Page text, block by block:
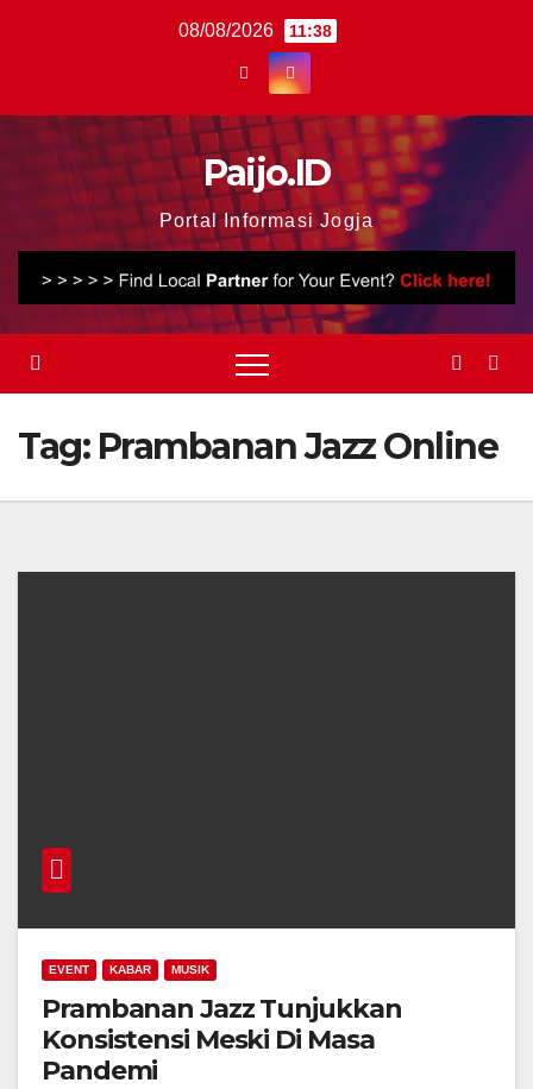
08/08/2026 11:38
Paijo.ID
Portal Informasi Jogja
Tag: Prambanan Jazz Online
EVENT KABAR MUSIK
Prambanan Jazz Tunjukkan
Konsistensi Meski Di Masa
Pandemi